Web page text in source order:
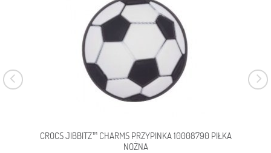
CROCS JIBBITZ™ CHARMS PRZYPINKA 10008790 PIŁKA
NOŻNA